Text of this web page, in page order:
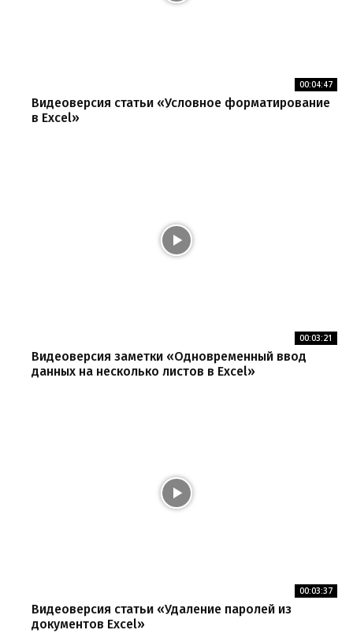
00:04:47
Видеоверсия статьи «Условное форматирование
в Excel»
00:03:21
Видеоверсия заметки «Одновременный ввод
данных на несколько листов в Excel»
00:03:37
Видеоверсия статьи «Удаление паролей из
документов Excel»